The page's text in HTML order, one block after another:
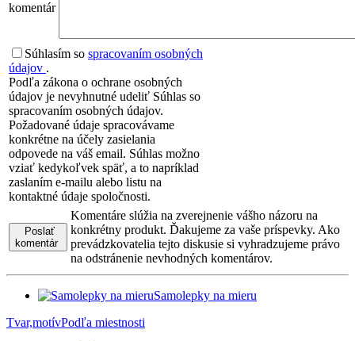
komentár
Súhlasím so spracovaním osobných
údajov .
Podľa zákona o ochrane osobných
údajov je nevyhnutné udeliť Súhlas so
spracovaním osobných údajov.
Požadované údaje spracovávame
konkrétne na účely zasielania
odpovede na váš email. Súhlas možno
vziať kedykoľvek späť, a to napríklad
zaslaním e-mailu alebo listu na
kontaktné údaje spoločnosti.
Poslať
komentár
Komentáre slúžia na zverejnenie vášho názoru na
konkrétny produkt. Ďakujeme za vaše príspevky. Ako
prevádzkovatelia tejto diskusie si vyhradzujeme právo
na odstránenie nevhodných komentárov.
Samolepky na mieru
Tvar,motívPodľa miestnosti